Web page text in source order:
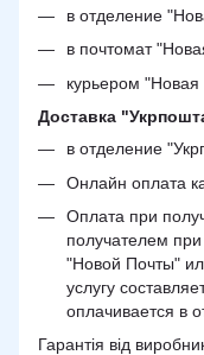
в отделение
в почтомат
курьером "Новая
Доставка
в отделение
Онлайн оплата
Оплата при
получателем
"Новой Почты"
услугу
оплачивается в
Гарантія від